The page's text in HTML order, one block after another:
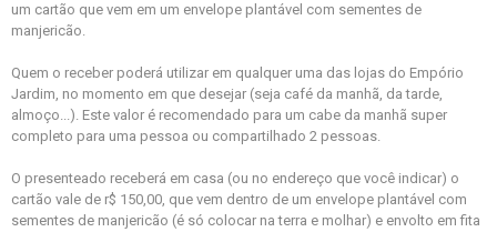
um cartão que vem em um envelope plantável com sementes de
manjericão.
Quem o receber poderá utilizar em qualquer uma das lojas do Empório
Jardim, no momento em que desejar (seja café da manhã, da tarde,
almoço...). Este valor é recomendado para um cabe da manhã super
completo para uma pessoa ou compartilhado 2 pessoas.
O presenteado receberá em casa (ou no endereço que você indicar) o
cartão vale de r$ 150,00, que vem dentro de um envelope plantável com
sementes de manjericão (é só colocar na terra e molhar) e envolto em fita